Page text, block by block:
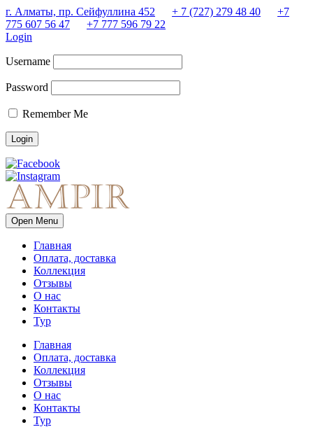
г. Алматы, пр. Сейфуллина 452 + 7 (727) 279 48 40
+7
775 607 56 47
+7 777 596 79 22
Login
Username
Password
Remember Me
Open Menu
Главная
Оплата, доставка
Коллекция
Отзывы
О нас
Контакты
Тур
Главная
Оплата, доставка
Коллекция
Отзывы
О нас
Контакты
Тур